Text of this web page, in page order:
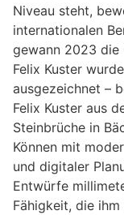
Niveau steht,
internationalen
gewann 2023 die
Felix Kuster
ausgezeichnet –
Felix Kuster aus
Steinbrüche in
Können mit
und digitaler
Entwürfe
Fähigkeit, die